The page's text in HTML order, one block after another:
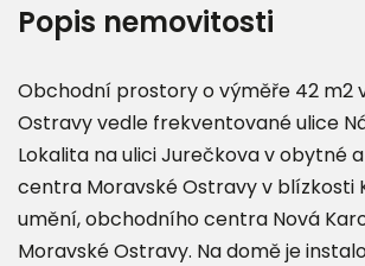
Popis nemovitosti
Obchodní prostory o výměře 42 m2
Ostravy vedle frekventované ulice
Lokalita na ulici Jurečkova v obytné
centra Moravské Ostravy v blízkosti
umění, obchodního centra Nová
Moravské Ostravy. Na domě je